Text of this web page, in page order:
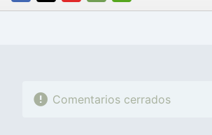
FACEBOOK
TWITTERFLIPBOARD
E-
WHATSAPP
Comentarios cerrados